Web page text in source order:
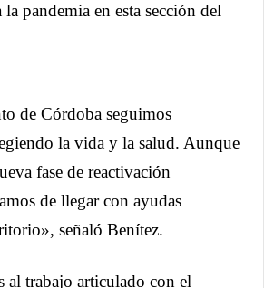
pandemia en esta sección del
de Córdoba seguimos
la vida y la salud. Aunque
fase de reactivación
de llegar con ayudas
señaló Benítez.
al trabajo articulado con el